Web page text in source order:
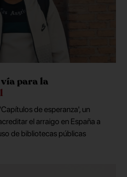
para la
de esperanza', un
el arraigo en España a
de bibliotecas públicas